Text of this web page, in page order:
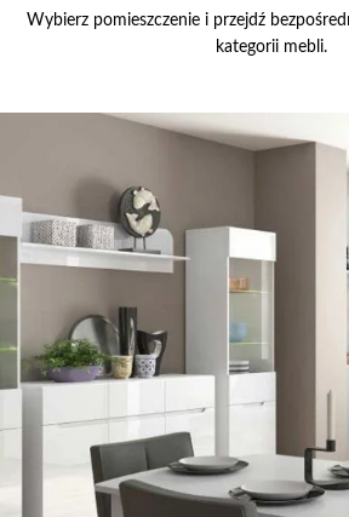
Wybierz pomieszczenie i przejdź
kategorii mebli.